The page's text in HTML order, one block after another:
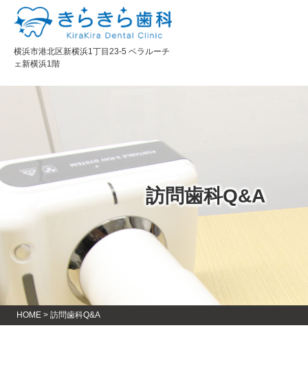
横浜市港北区新横浜1丁目23-5 ベラルーチ
ェ新横浜1階
訪問歯科Q&A
HOME> 訪問歯科Q&A